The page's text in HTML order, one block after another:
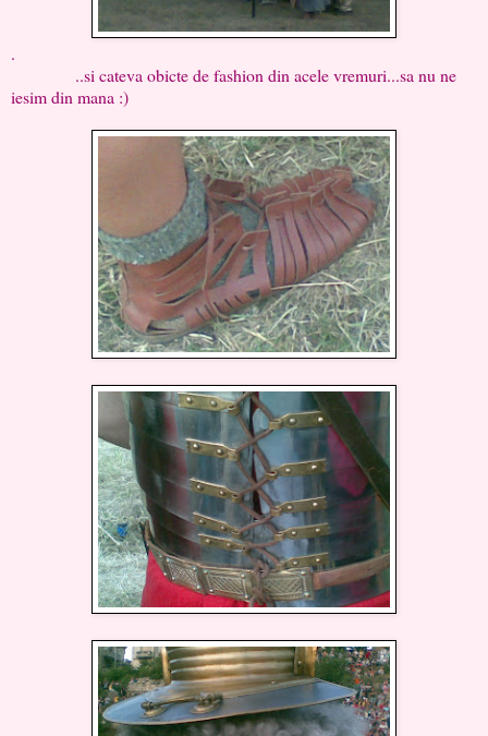
.
..si cateva obicte de fashion din acele vremuri...sa nu ne
iesim din mana :)